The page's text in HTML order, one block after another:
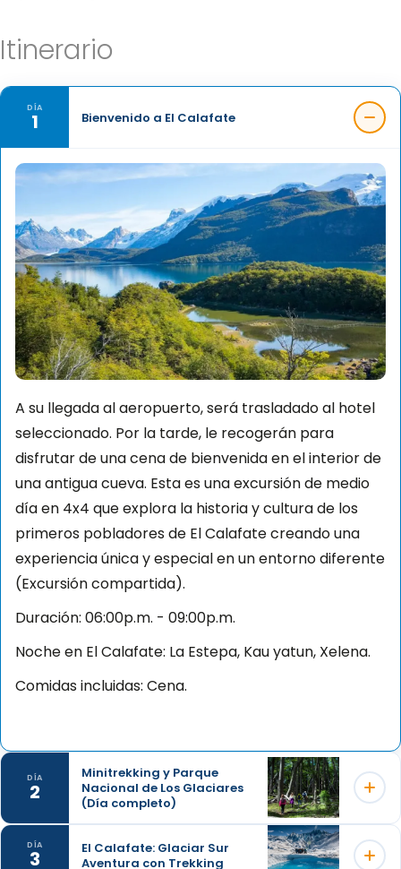
Itinerario
DÍA
1 Bienvenido a El Calafate
A su llegada al aeropuerto, será trasladado al hotel
seleccionado. Por la tarde, le recogerán para
disfrutar de una cena de bienvenida en el interior de
una antigua cueva. Esta es una excursión de medio
día en 4x4 que explora la historia y cultura de los
primeros pobladores de El Calafate creando una
experiencia única y especial en un entorno diferente
(Excursión compartida).
Duración: 06:00p.m. - 09:00p.m.
Noche en El Calafate: La Estepa, Kau yatun, Xelena.
Comidas incluidas: Cena.
DÍA
2
Minitrekking y Parque
Nacional de Los Glaciares
(Día completo)
DÍA
3
El Calafate: Glaciar Sur
Aventura con Trekking